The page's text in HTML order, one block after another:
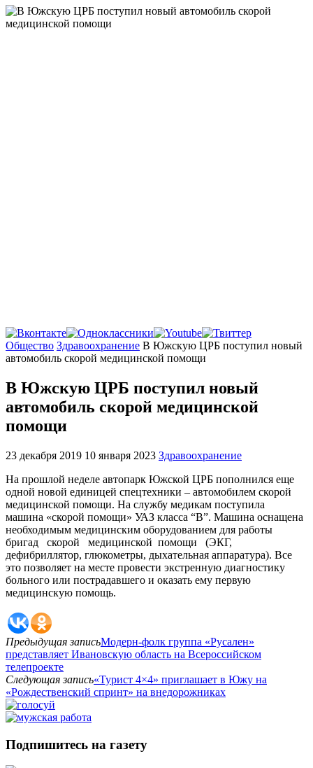
Главная
Общество Здравоохранение В Южскую ЦРБ поступил новый
автомобиль скорой медицинской помощи
В Южскую ЦРБ поступил новый
автомобиль скорой медицинской
помощи
23 декабря 2019 10 января 2023 Здравоохранение
На прошлой неделе автопарк Южской ЦРБ пополнился еще
одной новой единицей спецтехники – автомобилем скорой
медицинской помощи. На службу медикам поступила
машина «скорой помощи» УАЗ класса “В”. Машина оснащена
необходимым медицинским оборудованием для работы
бригад скорой медицинской помощи (ЭКГ,
дефибриллятор, глюкометры, дыхательная аппаратура). Все
это позволяет на месте провести экстренную диагностику
больного или пострадавшего и оказать ему первую
медицинскую помощь.
Предыдущая записьМодерн-фолк группа «Русален»
представляет Ивановскую область на Всероссийском
телепроекте
Следующая запись«Турист 4×4» приглашает в Южу на
«Рождественский спринт» на внедорожниках
Подпишитесь на газету